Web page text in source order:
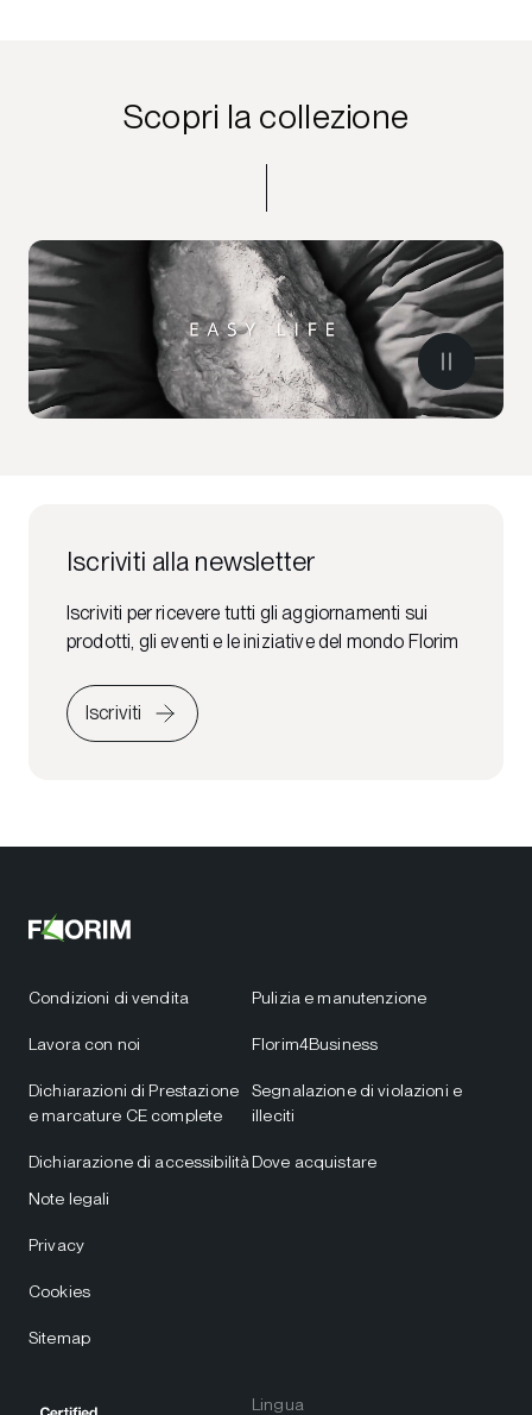
Scopri la collezione
Iscriviti alla newsletter
Iscriviti per ricevere tutti gli aggiornamenti sui
prodotti, gli eventi e le iniziative del mondo Florim
Iscriviti
Condizioni di vendita
Lavora con noi
Dichiarazioni di Prestazione
e marcature CE complete
Dichiarazione di accessibilità
Pulizia e manutenzione
Florim4Business
Segnalazione di violazioni e
illeciti
Dove acquistare
Note legali
Privacy
Cookies
Sitemap
Lingua